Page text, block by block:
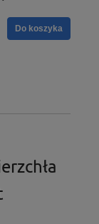
Do koszyka